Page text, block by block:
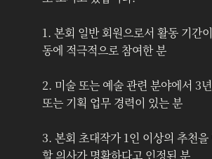
1. 본회 일반 회원으로서 활동 기간
동에 적극적으로 참여한 분
2. 미술 또는 예술 관련 분야에서 3
또는 기획 업무 경력이 있는 분
3. 본회 초대작가 1인 이상의 추천
할 의사가 명확하다고 인정된 분